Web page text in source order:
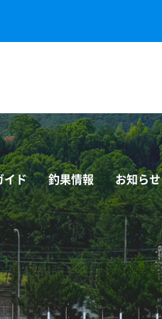
イド 釣果情報 お知らせ